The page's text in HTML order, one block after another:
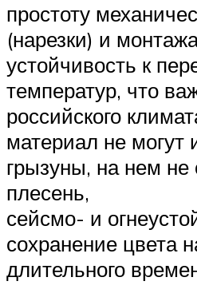
простоту
(нарезки) и
устойчивость к
температур, что
российского
материал не могут
грызуны, на нем не
плесень,
сейсмо- и
сохранение цвета
длительного